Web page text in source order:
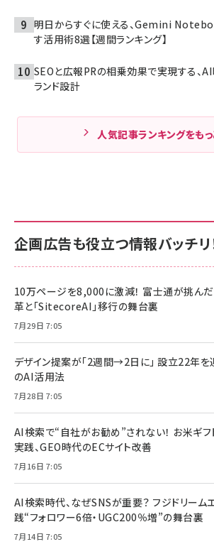
明日からすぐに使える、Gemini
す活用術8選【週間ランキング】
SEOと広報PRの相乗効果で実現する、
ランド設計
人気記事ランキングをも
企画広告も役立つ情報バッチリ
10万ページを8,000に激減！ 富士通が挑ん
革と「SitecoreAI」移行の舞台裏
7月29日 7:05
デザイン提案が「2週間→2日に」 設立22年
のAI活用法
7月28日 7:05
AI検索で“自社がお勧め”されない！ お米ギ
実践、GEO時代のECサイト改善
7月16日 7:05
AI検索時代、なぜSNSが重要？ フジドリーム
践“フォロワー6倍・UGC200％増”の舞台裏
7月14日 7:05